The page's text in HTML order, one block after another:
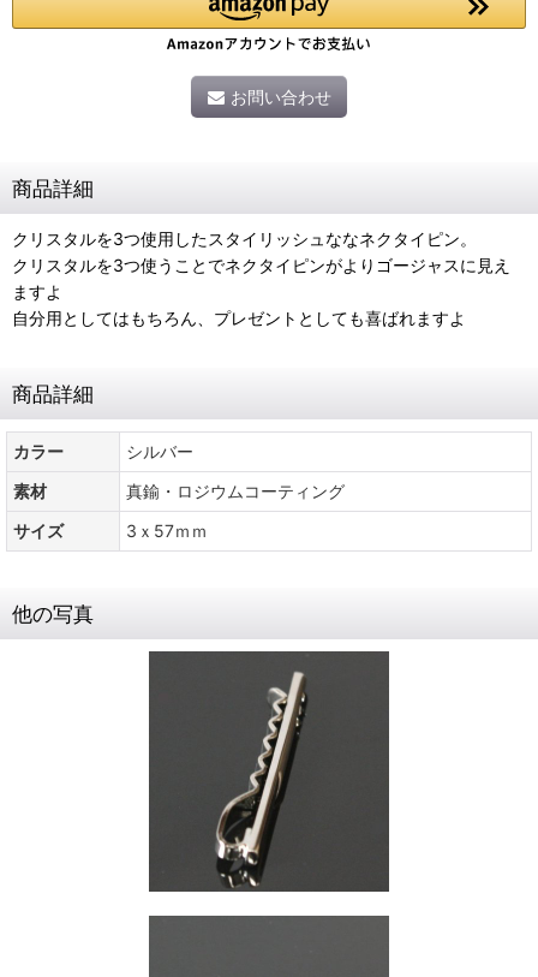
お問い合わせ
商品詳細
クリスタルを3つ使用したスタイリッシュななネクタイピン。
クリスタルを3つ使うことでネクタイピンがよりゴージャスに見え
ますよ
自分用としてはもちろん、プレゼントとしても喜ばれますよ
商品詳細
カラー
シルバー
素材
真鍮・ロジウムコーティング
サイズ
3ｘ57ｍｍ
他の写真